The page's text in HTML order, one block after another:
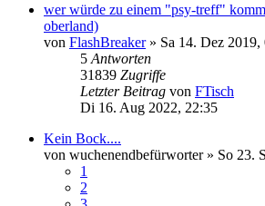
wer würde zu einem "psy-treff"
oberland)
von FlashBreaker» Sa 14. Dez 2019,
5 Antworten
31839 Zugriffe
Letzter Beitrag von FTisch
Di 16. Aug 2022, 22:35
Kein Bock....
von wuchenendbefürworter» So 23.
1
2